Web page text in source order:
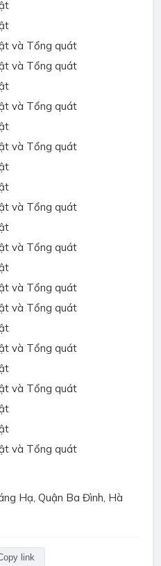
và Tổng quát
và Tổng quát
và Tổng quát
và Tổng quát
và Tổng quát
và Tổng quát
và Tổng quát
và Tổng quát
và Tổng quát
và Tổng quát
và Tổng quát
Hạ, Quận Ba Đình, Hà
link